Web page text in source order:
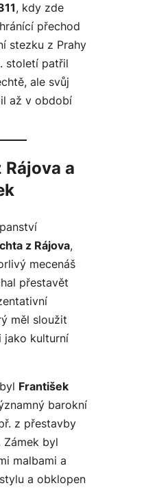
, kdy zde
přechod
stezku z Prahy
století patřil
ale svůj
až v období
Rájova a
z Rájova,
mecenáš
přestavět
měl sloužit
jako kulturní
František
barokní
z přestavby
Zámek byl
malbami a
a obklopen